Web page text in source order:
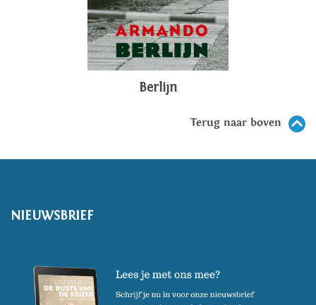
Berlijn
Terug naar boven
NIEUWSBRIEF